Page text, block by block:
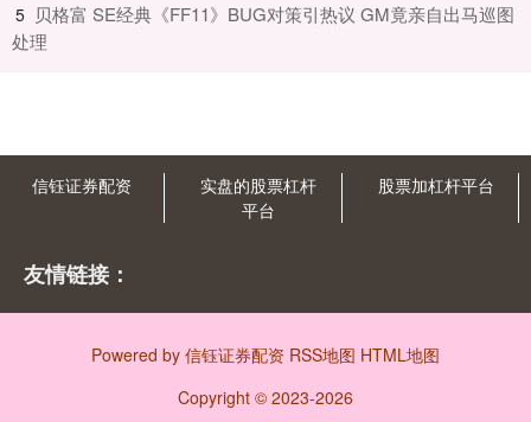
5 ​贝格富 SE经典《FF11》BUG对策引热议 GM竟亲自出马巡图
处理
信钰证券配资
实盘的股票杠杆
平台
股票加杠杆平台
友情链接：
Powered by 信钰证券配资 RSS地图 HTML地图
Copyright © 2023-2026